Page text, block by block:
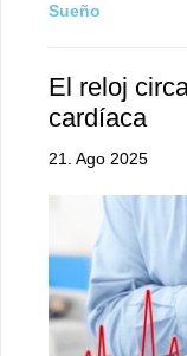
Sueño
El reloj
cardíaca
21. Ago 2025